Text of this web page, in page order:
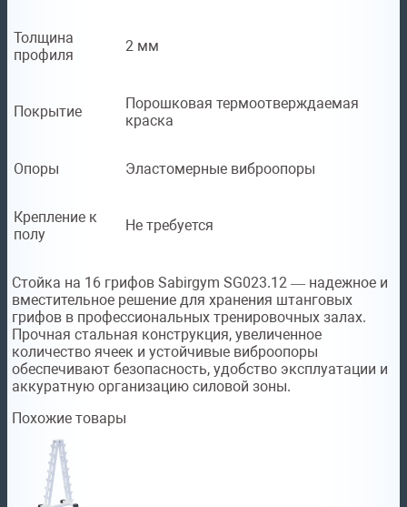
Толщина
профиля
2 мм
Покрытие
Порошковая термоотверждаемая
краска
Опоры Эластомерные виброопоры
Крепление к
полу
Не требуется
Стойка на 16 грифов Sabirgym SG023.12 — надежное и
вместительное решение для хранения штанговых
грифов в профессиональных тренировочных залах.
Прочная стальная конструкция, увеличенное
количество ячеек и устойчивые виброопоры
обеспечивают безопасность, удобство эксплуатации и
аккуратную организацию силовой зоны.
Похожие товары